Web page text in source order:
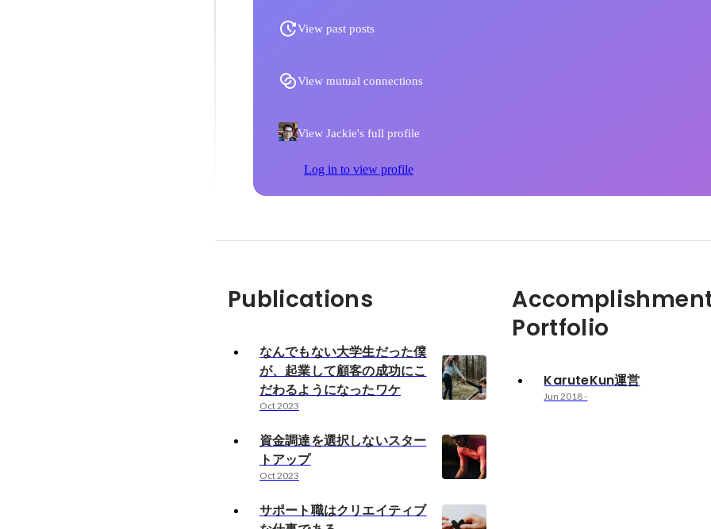
View past posts
View mutual connections
View Jackie's full profile
Log in to view profile
Publications
なんでもない大学生だった僕
が、起業して顧客の成功にこ
だわるようになったワケ
Oct 2023
資金調達を選択しないスター
トアップ
Oct 2023
サポート職はクリエイティブ
Portfolio
KaruteKun運営
Jun 2018-